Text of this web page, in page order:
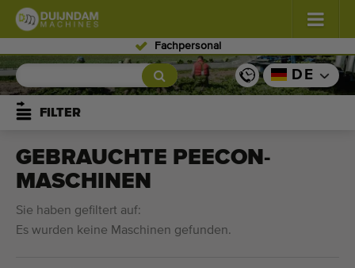
Fachpersonal
Blumen und Pflanzen (587)
Freiland Gemüse
Gewächshausgemüse (350)
Obst (336)
Förderbänder (441)
DE
FILTER
GEBRAUCHTE PEECON-
MASCHINEN
Sie haben gefiltert auf:
Es wurden keine Maschinen gefunden.